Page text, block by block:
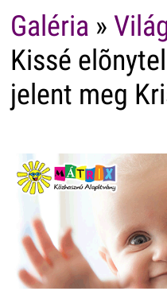
Galéria »
Kissé
jelent meg